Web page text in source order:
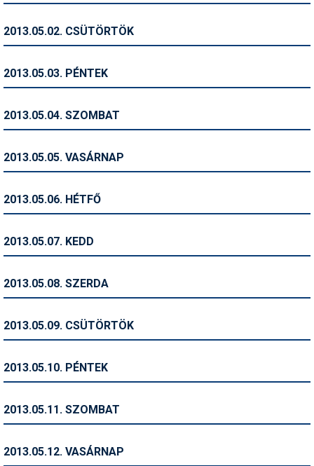
Ingatlan
Kerékpár
Magazinok
Pályázatok
Síbérletárak
2013.05.02. CSÜTÖRTÖK
2013.05.03. PÉNTEK
2013.05.04. SZOMBAT
2013.05.05. VASÁRNAP
2013.05.06. HÉTFŐ
2013.05.07. KEDD
2013.05.08. SZERDA
2013.05.09. CSÜTÖRTÖK
2013.05.10. PÉNTEK
2013.05.11. SZOMBAT
2013.05.12. VASÁRNAP